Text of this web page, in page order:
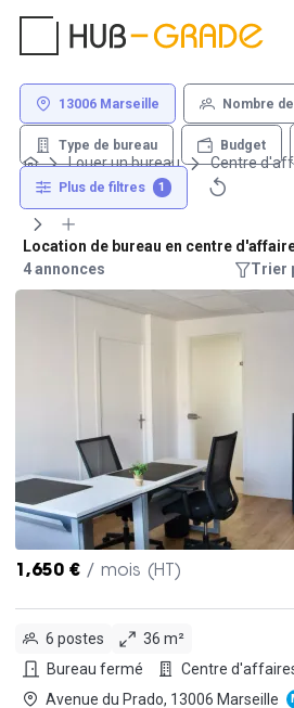
13006 Marseille Nombre
Type de bureau Budget
Plus de filtres 1
Louer un bureau Centre
13006
Location de bureau en centre
4 annonces
Trier
1,650 € / mois (HT)
6 postes
36 m²
Bureau fermé
Centre
Avenue du Prado, 13006 Marseille